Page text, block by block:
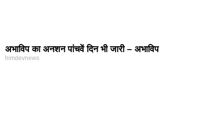
अभाविप का अनशन पांचवें दिन भी जारी – अभाविप
himdevnews